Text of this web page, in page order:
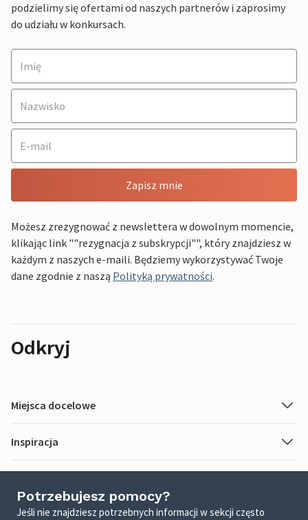
podzielimy się ofertami od naszych partnerów i zaprosimy
do udziału w konkursach.
Zapisz mnie
Możesz zrezygnować z newslettera w dowolnym momencie,
klikając link ""rezygnacja z subskrypcji"", który znajdziesz w
każdym z naszych e-maili. Będziemy wykorzystywać Twoje
dane zgodnie z naszą Polityką prywatności.
Odkryj
Miejsca docelowe
Inspiracja
Potrzebujesz pomocy?
Jeśli nie znajdziesz potrzebnych informacji w sekcji często